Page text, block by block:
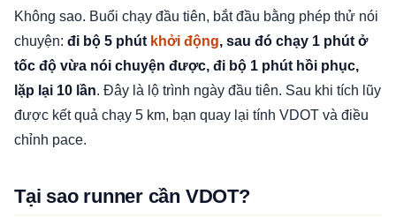
Không sao. Buổi chạy đầu tiên, bắt đầu bằng phép thử nói
chuyện: đi bộ 5 phút khởi động, sau đó chạy 1 phút ở
tốc độ vừa nói chuyện được, đi bộ 1 phút hồi phục,
lặp lại 10 lần. Đây là lộ trình ngày đầu tiên. Sau khi tích lũy
được kết quả chạy 5 km, bạn quay lại tính VDOT và điều
chỉnh pace.
Tại sao runner cần VDOT?